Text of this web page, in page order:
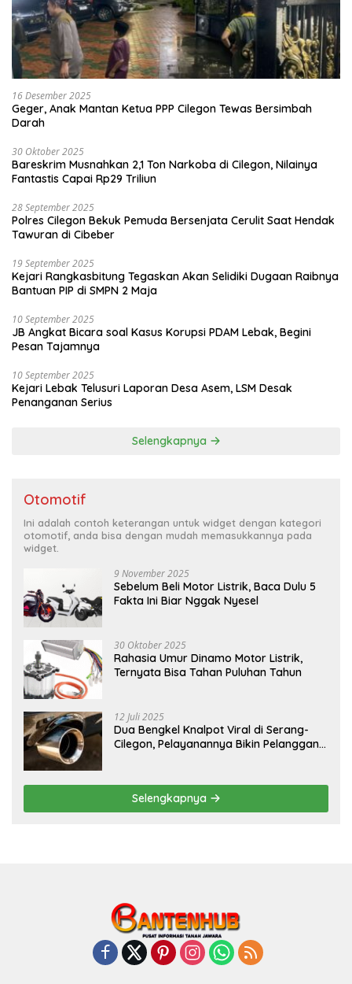
16 Desember 2025
Geger, Anak Mantan Ketua PPP Cilegon Tewas Bersimbah
Darah
30 Oktober 2025
Bareskrim Musnahkan 2,1 Ton Narkoba di Cilegon, Nilainya
Fantastis Capai Rp29 Triliun
28 September 2025
Polres Cilegon Bekuk Pemuda Bersenjata Cerulit Saat Hendak
Tawuran di Cibeber
19 September 2025
Kejari Rangkasbitung Tegaskan Akan Selidiki Dugaan Raibnya
Bantuan PIP di SMPN 2 Maja
10 September 2025
JB Angkat Bicara soal Kasus Korupsi PDAM Lebak, Begini
Pesan Tajamnya
10 September 2025
Kejari Lebak Telusuri Laporan Desa Asem, LSM Desak
Penanganan Serius
Selengkapnya
Otomotif
Ini adalah contoh keterangan untuk widget dengan kategori
otomotif, anda bisa dengan mudah memasukkannya pada
widget.
9 November 2025
Sebelum Beli Motor Listrik, Baca Dulu 5
Fakta Ini Biar Nggak Nyesel
30 Oktober 2025
Rahasia Umur Dinamo Motor Listrik,
Ternyata Bisa Tahan Puluhan Tahun
12 Juli 2025
Dua Bengkel Knalpot Viral di Serang-
Cilegon, Pelayanannya Bikin Pelanggan
Selengkapnya